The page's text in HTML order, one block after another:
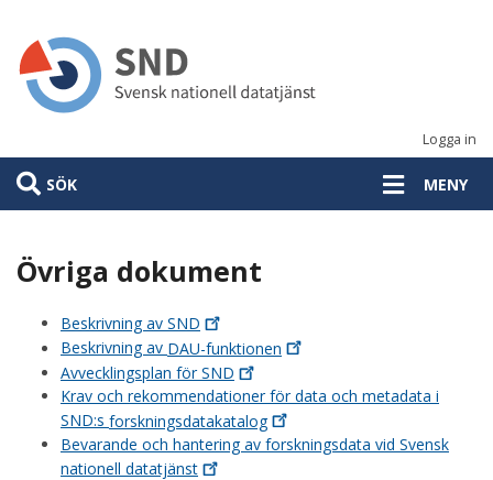
huvudinnehåll
Logga in
SÖK MENY
Övriga dokument
Beskrivning av SND
Beskrivning av DAU-funktionen
Avvecklingsplan förSND
Krav och rekommendationer för data och metadata i
SND:s forskningsdatakatalog
Bevarande och hantering av forskningsdata vid Svensk
nationell datatjänst